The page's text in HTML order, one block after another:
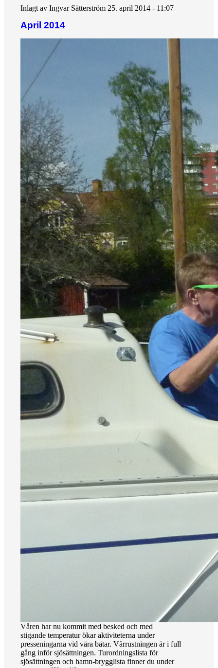
Inlagt av Ingvar Sätterström 25. april 2014 - 11:07
April 2014
Våren har nu kommit med besked och med
stigande temperatur ökar aktiviteterna under
presseningarna vid våra båtar. Vårrustningen är i full
gång inför sjösättningen. Turordningslista för
sjösättningen och hamn-brygglista finner du under